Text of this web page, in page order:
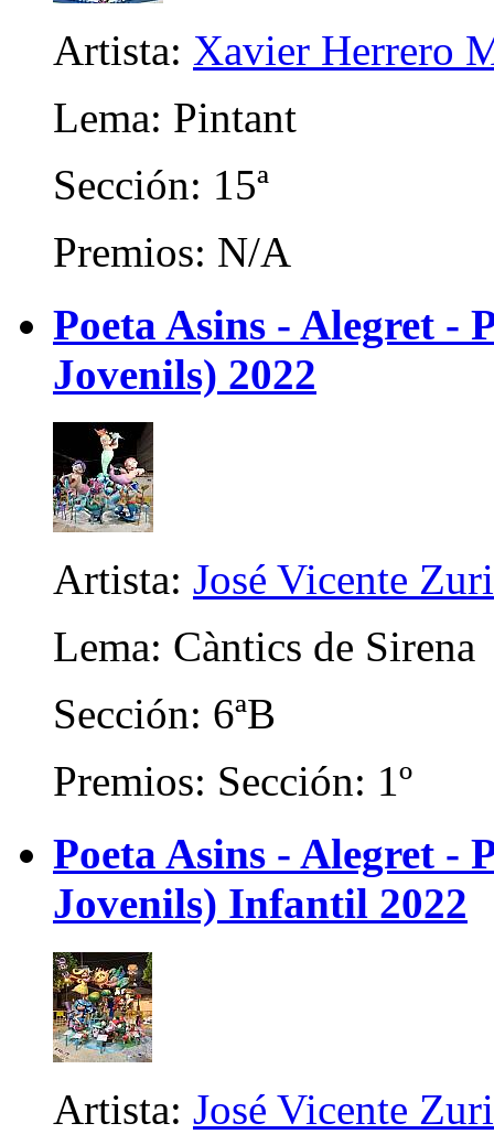
Artista: Xavier Herrero
Lema: Pintant
Sección: 15ª
Premios: N/A
Poeta Asins - Alegret -
Jovenils) 2022
Artista: José Vicente
Lema: Càntics de Sirena
Sección: 6ªB
Premios: Sección: 1º
Poeta Asins - Alegret -
Jovenils) Infantil 2022
Artista: José Vicente